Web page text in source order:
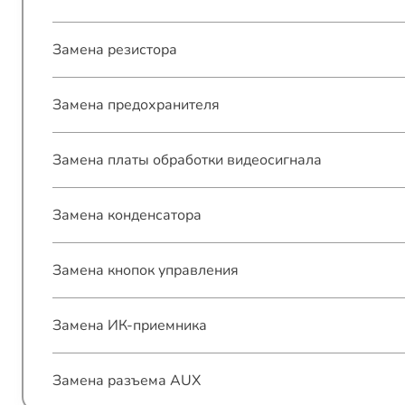
Замена резистора
Замена предохранителя
Замена платы обработки видеосигнала
Замена конденсатора
Замена кнопок управления
Замена ИК-приемника
Замена разъема AUX